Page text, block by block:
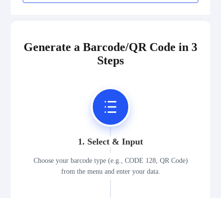
GS1 2D Codes
Generate a Barcode/QR Code in 3
Steps
1. Select & Input
Choose your barcode type (e.g., CODE 128, QR Code)
from the menu and enter your data.